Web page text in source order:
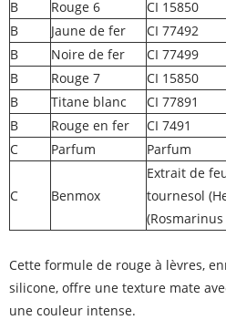
B Rouge 6
CI 15850
B
Jaune de fer
CI 77492
B
Noire de fer
CI 77499
B
Rouge 7
CI 15850
B
Titane blanc
CI 77891
B
Rouge en fer
CI 7491
C
Parfum Parfum
C Benmox
Extrait de
tournesol
Cette formule de rouge à lèvres,
silicone, offre une texture mate
une couleur intense.